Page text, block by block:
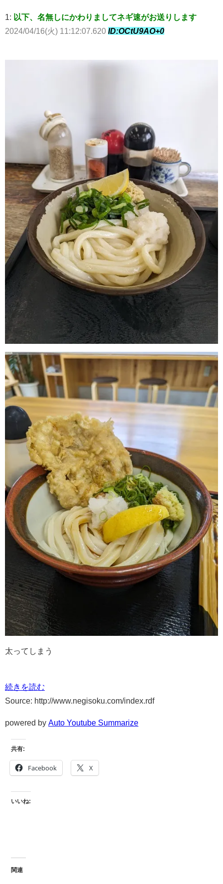
1: 以下、名無しにかわりましてネギ速がお送りします
2024/04/16(火) 11:12:07.620 ID:OCtU9AO+0
太ってしまう
続きを読む
Source: http://www.negisoku.com/index.rdf
powered by Auto Youtube Summarize
共有:
Facebook X
いいね:
関連